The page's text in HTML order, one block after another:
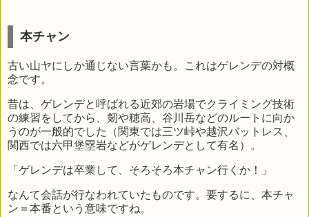
本チャン
古い山ヤにしか通じない言葉かも。これはゲレンデの対概
念です。
昔は、ゲレンデと呼ばれる近郊の岩場でクライミング技術
の練習をしてから、剱や穂高、谷川岳などのルートに向か
うのが一般的でした（関東では三ツ峠や越沢バットレス、
関西では六甲堡塁岩などがゲレンデとして有名）。
「ゲレンデは卒業して、そろそろ本チャン行くか！」
なんて会話が行なわれていたものです。要するに、本チャ
ン＝本番という意味ですね。